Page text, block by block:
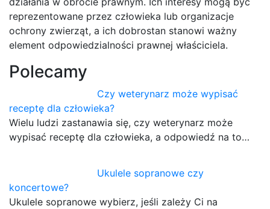
reprezentowane przez człowieka lub organizacje
ochrony zwierząt, a ich dobrostan stanowi ważny
element odpowiedzialności prawnej właściciela.
Polecamy
Czy weterynarz może wypisać
receptę dla człowieka?
Wielu ludzi zastanawia się, czy weterynarz może
wypisać receptę dla człowieka, a odpowiedź na to…
Ukulele sopranowe czy
koncertowe?
Ukulele sopranowe wybierz, jeśli zależy Ci na